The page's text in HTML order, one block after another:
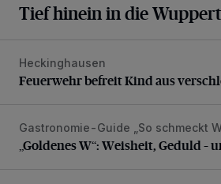
Tief hinein in die
Feuerwehr befreit Kind aus
Heckinghausen
Feuerwehr befreit Kind aus
„Goldenes W“: Weisheit, Geduld –
Gastronomie-Guide „So schmeckt
„Goldenes W“: Weisheit, Geduld –